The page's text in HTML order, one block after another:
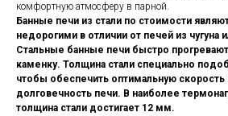
комфортную атмосферу в парной.
Банные печи из стали по стоимости
недорогими в отличии от печей из чугуна
Стальные банные печи быстро
каменку. Толщина стали специально
чтобы обеспечить оптимальную скорость
долговечность печи. В наиболее
толщина стали достигает 12 мм.